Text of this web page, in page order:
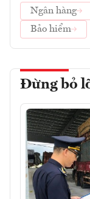
Ngân hàng
Bảo hiểm
Đừng bỏ